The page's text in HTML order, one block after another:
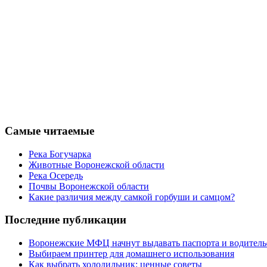
Самые читаемые
Река Богучарка
Животные Воронежской области
Река Осередь
Почвы Воронежской области
Какие различия между самкой горбуши и самцом?
Последние публикации
Воронежские МФЦ начнут выдавать паспорта и
Выбираем принтер для домашнего использования
Как выбрать холодильник: ценные советы